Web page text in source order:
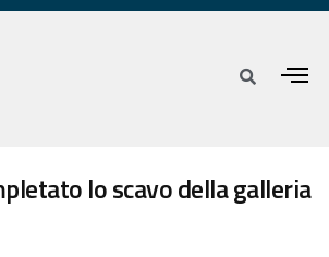
lo scavo della galleria